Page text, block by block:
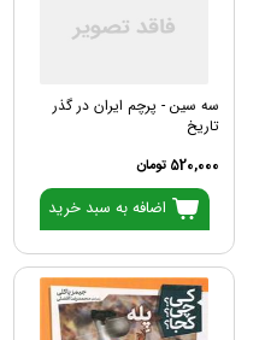
سه سین - پرچم ایران در گذر
تاریخ
520,000 تومان
اضافه به سبد خرید